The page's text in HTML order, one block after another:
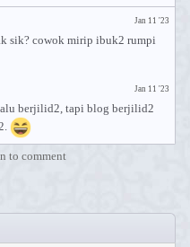
Jan 11 '23
sik? cowok mirip ibuk2 rumpi
Jan 11 '23
berjilid2, tapi blog berjilid2
to comment